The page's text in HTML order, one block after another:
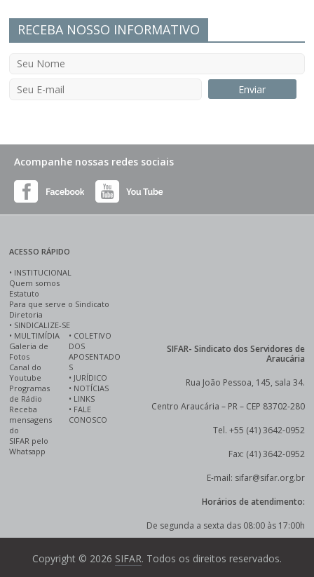
RECEBA NOSSO INFORMATIVO
Acompanhe nossas redes sociais
ACESSO RÁPIDO
• INSTITUCIONAL
Quem somos
Estatuto
Para que serve o Sindicato
Diretoria
• SINDICALIZE-SE
• MULTIMÍDIA
Galeria de
Fotos
Canal do
Youtube
Programas
de Rádio
Receba
mensagens
do
SIFAR pelo
Whatsapp
• COLETIVO
DOS
APOSENTADO
S
• JURÍDICO
• NOTÍCIAS
• LINKS
• FALE
CONOSCO
SIFAR- Sindicato dos Servidores de
Araucária
Rua João Pessoa, 145, sala 34.
Centro Araucária – PR – CEP 83702-280
Tel. +55 (41) 3642-0952
Fax: (41) 3642-0952
E-mail: sifar@sifar.org.br
Horários de atendimento:
De segunda a sexta das 08:00 às 17:00h
Copyright © 2026 SIFAR. Todos os direitos reservados.